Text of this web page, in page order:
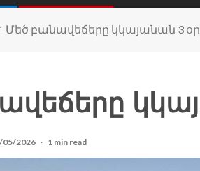
Մեծ բանավեճերը կկայանան 3 օր
05/2026 1 min read